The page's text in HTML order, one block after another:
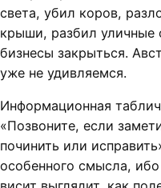
света, убил коров,
крыши, разбил уличные
бизнесы закрыться.
уже не удивляемся.
Информационная
«Позвоните, если
починить или
особенного смысла,